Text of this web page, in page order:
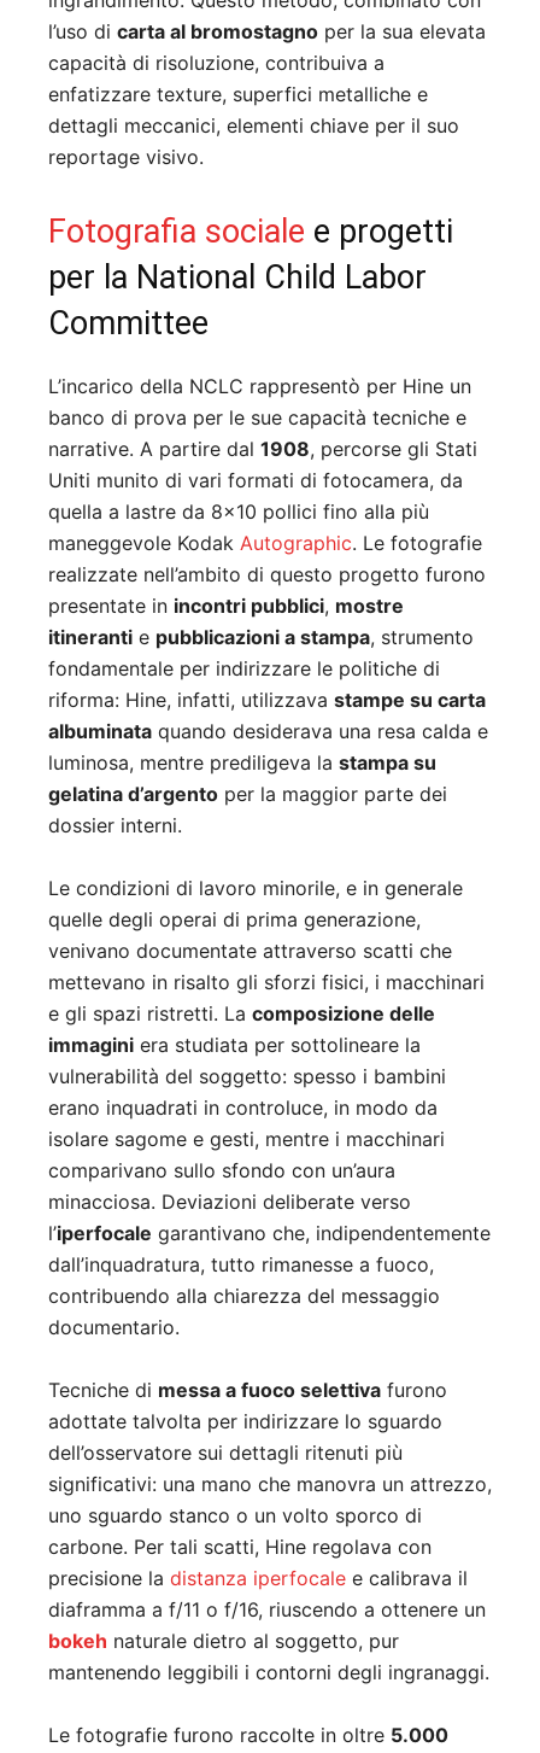
l’uso di carta al bromostagno per la sua elevata
capacità di risoluzione, contribuiva a
enfatizzare texture, superfici metalliche e
dettagli meccanici, elementi chiave per il suo
reportage visivo.
Fotografia sociale e progetti
per la National Child Labor
Committee
L’incarico della NCLC rappresentò per Hine un
banco di prova per le sue capacità tecniche e
narrative. A partire dal 1908, percorse gli Stati
Uniti munito di vari formati di fotocamera, da
quella a lastre da 8×10 pollici fino alla più
maneggevole Kodak Autographic. Le fotografie
realizzate nell’ambito di questo progetto furono
presentate in incontri pubblici, mostre
itineranti e pubblicazioni a stampa, strumento
fondamentale per indirizzare le politiche di
riforma: Hine, infatti, utilizzava stampe su carta
albuminata quando desiderava una resa calda e
luminosa, mentre prediligeva la stampa su
gelatina d’argento per la maggior parte dei
dossier interni.
Le condizioni di lavoro minorile, e in generale
quelle degli operai di prima generazione,
venivano documentate attraverso scatti che
mettevano in risalto gli sforzi fisici, i macchinari
e gli spazi ristretti. La composizione delle
immagini era studiata per sottolineare la
vulnerabilità del soggetto: spesso i bambini
erano inquadrati in controluce, in modo da
isolare sagome e gesti, mentre i macchinari
comparivano sullo sfondo con un’aura
minacciosa. Deviazioni deliberate verso
l’iperfocale garantivano che, indipendentemente
dall’inquadratura, tutto rimanesse a fuoco,
contribuendo alla chiarezza del messaggio
documentario.
Tecniche di messa a fuoco selettiva furono
adottate talvolta per indirizzare lo sguardo
dell’osservatore sui dettagli ritenuti più
significativi: una mano che manovra un attrezzo,
uno sguardo stanco o un volto sporco di
carbone. Per tali scatti, Hine regolava con
precisione la distanza iperfocale e calibrava il
diaframma a f/11 o f/16, riuscendo a ottenere un
bokeh naturale dietro al soggetto, pur
mantenendo leggibili i contorni degli ingranaggi.
Le fotografie furono raccolte in oltre 5.000